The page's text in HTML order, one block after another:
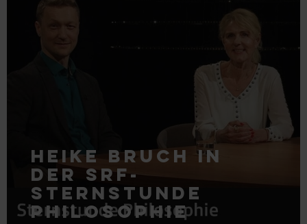
Heike Bruch in
der SRF-
Sternstunde
Philosophie